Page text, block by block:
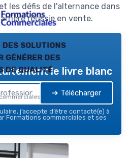
les défis de l'alternance dans
réussie en vente.
des solutions
générer des
de qualité
— 2026
le livre blanc
➔ Télécharger
j’accepte d’être contacté(e) à
Formations commerciales et ses